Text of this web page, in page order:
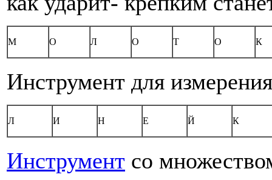
М О Л О Т О К
Инструмент для
Л И Н Е Й К
Инструмент со